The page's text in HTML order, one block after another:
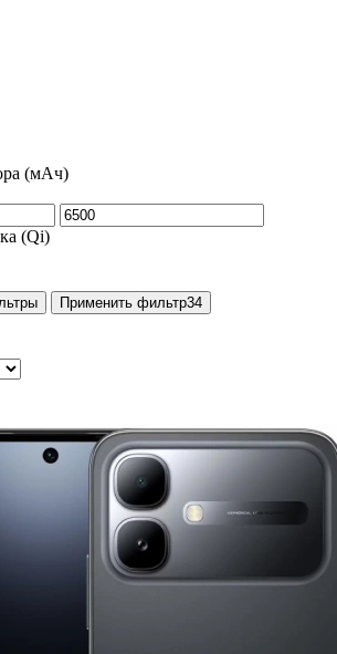
(мАч)
(Qi)
Применить фильтр34